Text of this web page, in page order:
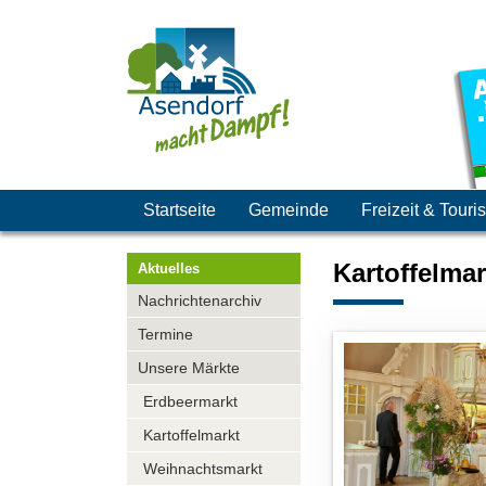
überspringen
Startseite Gemeinde Freizeit &
Aktuelles
Navigation
überspringen
Nachrichtenarchiv
Termine
Unsere Märkte
Erdbeermarkt
Kartoffelmarkt
Weihnachtsmarkt